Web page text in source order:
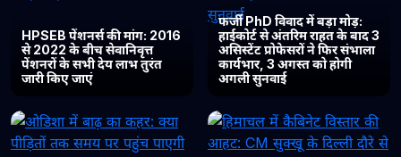
HPSEB पेंशनर्स की मांग: 2016
से 2022 के बीच सेवानिवृत्त
पेंशनरों के सभी देय लाभ तुरंत
जारी किए जाएं
फर्जी PhD विवाद में बड़ा मोड़:
हाईकोर्ट से अंतरिम राहत के बाद 3
असिस्टेंट प्रोफेसरों ने फिर संभाला
कार्यभार, 3 अगस्त को होगी
अगली सुनवाई